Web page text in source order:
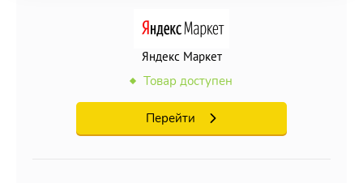
Яндекс Маркет
Товар доступен
Перейти